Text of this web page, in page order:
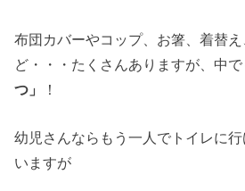
布団カバーやコップ、お箸、着替
ど・・・たくさんありますが、中
つ」
！
幼児さんならもう一人でトイレに
いますが